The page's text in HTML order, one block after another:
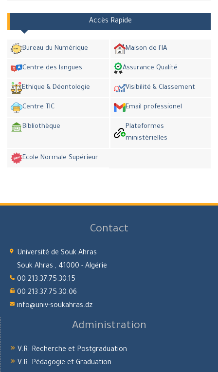
Accès Rapide
Bureau du Numérique Maison de l'IA
Centre des langues Assurance Qualité
Ethique & Déontologie Visibilité & Classement
Centre TIC Email professionel
Bibliothèque
Plateformes
ministèrielles
Ecole Normale Supérieur
Contact
Université de Souk Ahras
Souk Ahras , 41000 - Algérie
00.213.37.75.30.15
00.213.37.75.30.06
info@univ-soukahras.dz
Administration
V.R. Recherche et Postgraduation
V.R. Pédagogie et Graduation